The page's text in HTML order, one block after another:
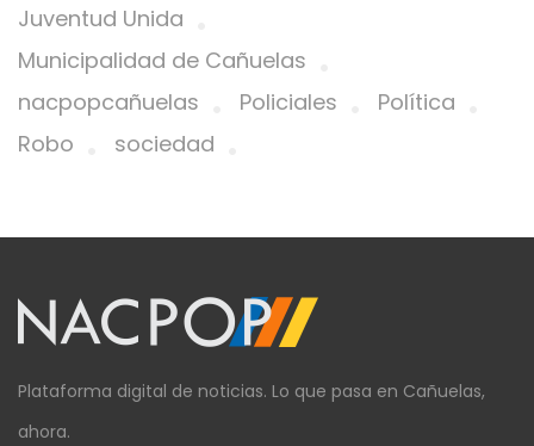
Juventud Unida
Municipalidad de Cañuelas
nacpopcañuelas
Policiales
Política
Robo
sociedad
Plataforma digital de noticias. Lo que pasa en Cañuelas,
ahora.